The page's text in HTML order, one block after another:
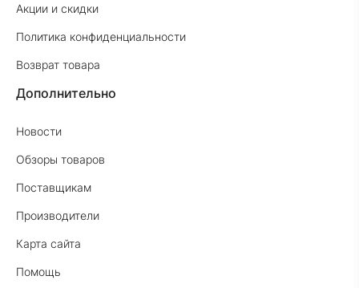
Акции и скидки
Политика конфиденциальности
Возврат товара
Дополнительно
Новости
Обзоры товаров
Поставщикам
Производители
Карта сайта
Помощь